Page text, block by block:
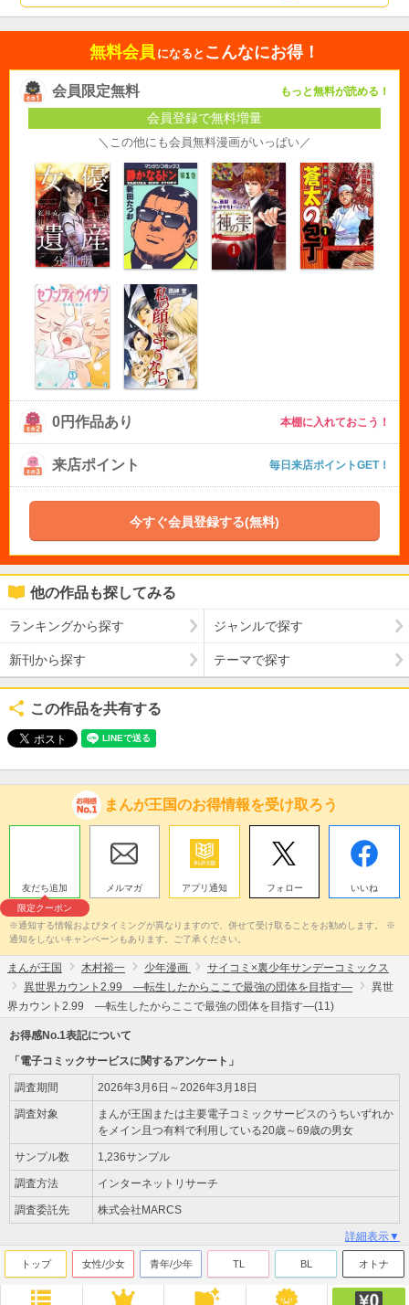
無料会員 になると こんなにお得！
会員限定無料 もっと無料が読める！
会員登録で無料増量
＼この他にも会員無料漫画がいっぱい／
0円作品あり 本棚に入れておこう！
来店ポイント 毎日来店ポイントGET！
今すぐ会員登録する(無料)
他の作品も探してみる
ランキングから探す ジャンルで探す
新刊から探す テーマで探す
この作品を共有する
まんが王国のお得情報を受け取ろう
友だち追加
限定クーポン
メルマガ アプリ通知 フォロー いいね
※通知する情報およびタイミングが異なりますので、併せて受け取ることをお勧めします。 ※
通知をしないキャンペーンもあります。ご了承ください。
まんが王国 木村裕一 少年漫画
サイコミ×裏少年サンデーコミックス
異世界カウント2.99 ―転生したからここで最強の団体を目指す―
異世
界カウント2.99 ―転生したからここで最強の団体を目指す―(11)
お得感No.1表記について
「電子コミックサービスに関するアンケート」
調査期間 2026年3月6日～2026年3月18日
調査対象
まんが王国または主要電子コミックサービスのうちいずれか
をメイン且つ有料で利用している20歳～69歳の男女
サンプル数 1,236サンプル
調査方法 インターネットリサーチ
調査委託先 株式会社MARCS
詳細表示▼
トップ 女性/少女 青年/少年 TL BL オトナ